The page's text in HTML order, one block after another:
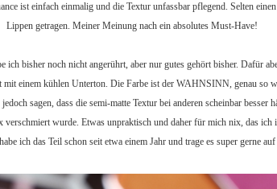
ist einfach einmalig und die Textur unfassbar pflegend. Selten
Lippen getragen. Meiner Meinung nach ein absolutes Must-Have!
ich bisher noch nicht angerührt, aber nur gutes gehört bisher. Dafür
mit einem kühlen Unterton. Die Farbe ist der WAHNSINN, genau so
sagen, dass die semi-matte Textur bei anderen scheinbar besser
verschmiert wurde. Etwas unpraktisch und daher für mich nix, das ich
ich das Teil schon seit etwa einem Jahr und trage es super gerne